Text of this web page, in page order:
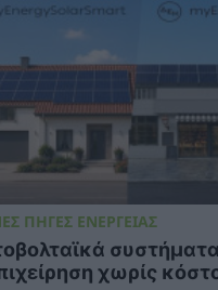
ΠΗΓΕΣ ΕΝΕΡΓΕΙΑΣ
συστήματα
χωρίς